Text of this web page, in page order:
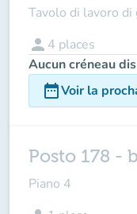
Tavolo di lavoro
person 4 places
Aucun créneau
date_rangeVoir la
Posto 178 -
Piano 4